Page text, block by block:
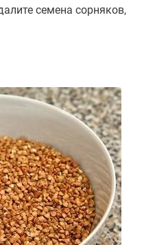
семена сорняков,